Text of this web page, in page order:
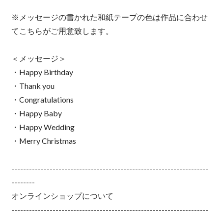
※メッセージの書かれた和紙テープの色は作品に合わせ
てこちらがご用意致します。
＜メッセージ＞
・Happy Birthday
・Thank you
・Congratulations
・Happy Baby
・Happy Wedding
・Merry Christmas
-------------------------------------------------------------------
--------
オンラインショップについて
-------------------------------------------------------------------